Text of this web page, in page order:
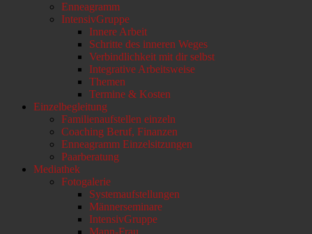
Enneagramm
IntensivGruppe
Innere Arbeit
Schritte des inneren Weges
Verbindlichkeit mit dir selbst
Integrative Arbeitsweise
Themen
Termine & Kosten
Einzelbegleitung
Familienaufstellen einzeln
Coaching Beruf, Finanzen
Enneagramm Einzelsitzungen
Paarberatung
Mediathek
Fotogalerie
Systemaufstellungen
Männerseminare
IntensivGruppe